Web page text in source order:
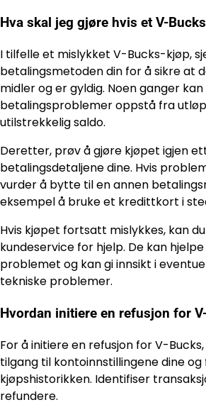
Hva skal jeg gjøre hvis et V-
I tilfelle et mislykket V-Bucks-kjøp,
betalingsmetoden din for å sikre at
midler og er gyldig. Noen ganger kan
betalingsproblemer oppstå fra
utilstrekkelig saldo.
Deretter, prøv å gjøre kjøpet igjen
betalingsdetaljene dine. Hvis
vurder å bytte til en annen
eksempel å bruke et kredittkort i
Hvis kjøpet fortsatt mislykkes, kan
kundeservice for hjelp. De kan
problemet og kan gi innsikt i
tekniske problemer.
Hvordan initiere en refusjon for
For å initiere en refusjon for V-
tilgang til kontoinnstillingene dine og
kjøpshistorikken. Identifiser
refundere.